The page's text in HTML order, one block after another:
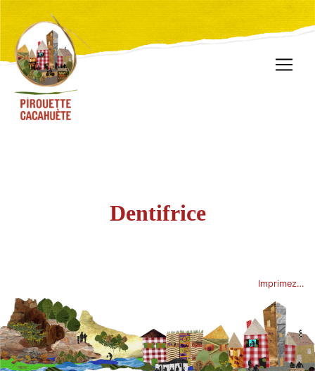
Dentifrice
Imprimez…